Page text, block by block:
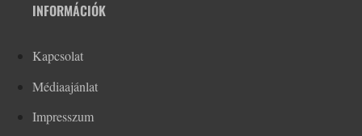
INFORMÁCIÓK
Kapcsolat
Médiaajánlat
Impresszum